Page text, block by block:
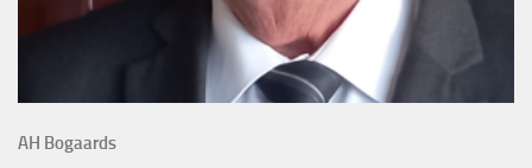
AH Bogaards